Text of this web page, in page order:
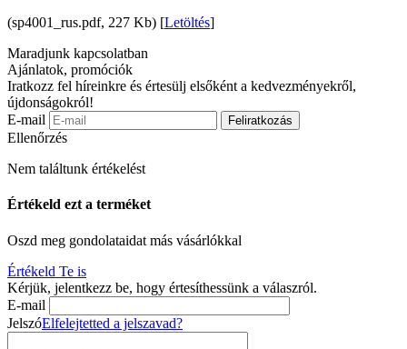
(sp4001_rus.pdf, 227 Kb) [Letöltés]
Maradjunk kapcsolatban
Ajánlatok, promóciók
Iratkozz fel híreinkre és értesülj elsőként a kedvezményekről,
újdonságokról!
E-mail
Feliratkozás
Ellenőrzés
Nem találtunk értékelést
Értékeld ezt a terméket
Oszd meg gondolataidat más vásárlókkal
Értékeld Te is
Kérjük, jelentkezz be, hogy értesíthessünk a válaszról.
E-mail
JelszóElfelejtetted a jelszavad?